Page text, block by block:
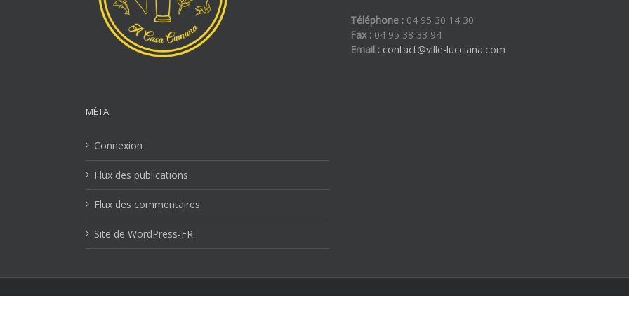
MÉTA
Connexion
Flux des publications
Flux des commentaires
Site de WordPress-FR
Téléphone :04 95 30 14 30
Fax :04 95 38 33 94
Email : contact@ville-lucciana.com